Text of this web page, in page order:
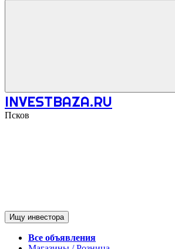
INVESTBAZA.RU
Псков
Ищу инвестора
Все объявления